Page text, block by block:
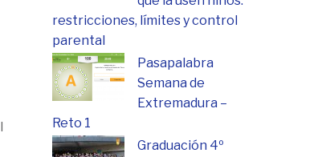
restricciones, límites y control
parental
Pasapalabra
Semana de
Extremadura –
Reto 1
Graduación 4º